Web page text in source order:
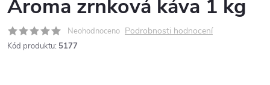
Aroma zrnková káva 1 kg
Neohodnoceno Podrobnosti hodnocení
Kód produktu: 5177